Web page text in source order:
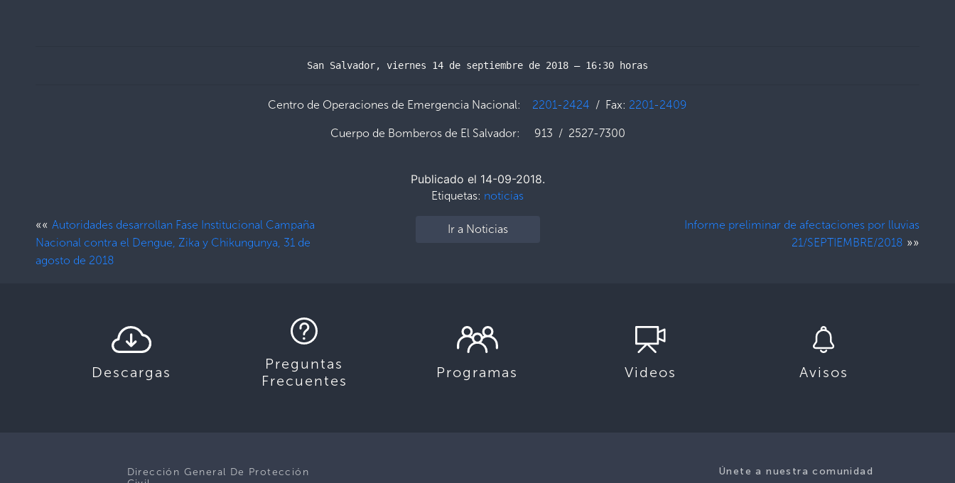
San Salvador, viernes 14 de septiembre de 2018 – 16:30 horas
Centro de Operaciones de Emergencia Nacional: 2201-2424 / Fax: 2201-2409
Cuerpo de Bomberos de El Salvador: 913 / 2527-7300
Publicado el 14-09-2018.
Etiquetas: noticias
«« Autoridades desarrollan Fase Institucional Campaña
Nacional contra el Dengue, Zika y Chikungunya, 31 de
agosto de 2018
Ir a Noticias
Informe preliminar de afectaciones por lluvias
21/SEPTIEMBRE/2018 »»
Descargas
Preguntas
Frecuentes
Programas Videos Avisos
Únete a nuestra comunidad
Dirección General De Protección